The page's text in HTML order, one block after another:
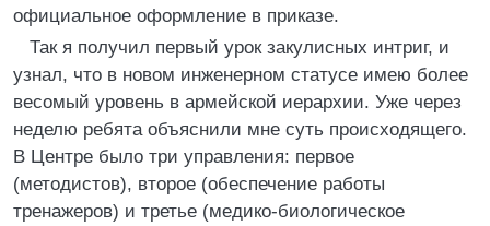
официальное оформление в приказе.
Так я получил первый урок закулисных интриг, и
узнал, что в новом инженерном статусе имею более
весомый уровень в армейской иерархии. Уже через
неделю ребята объяснили мне суть происходящего.
В Центре было три управления: первое
(методистов), второе (обеспечение работы
тренажеров) и третье (медико-биологическое